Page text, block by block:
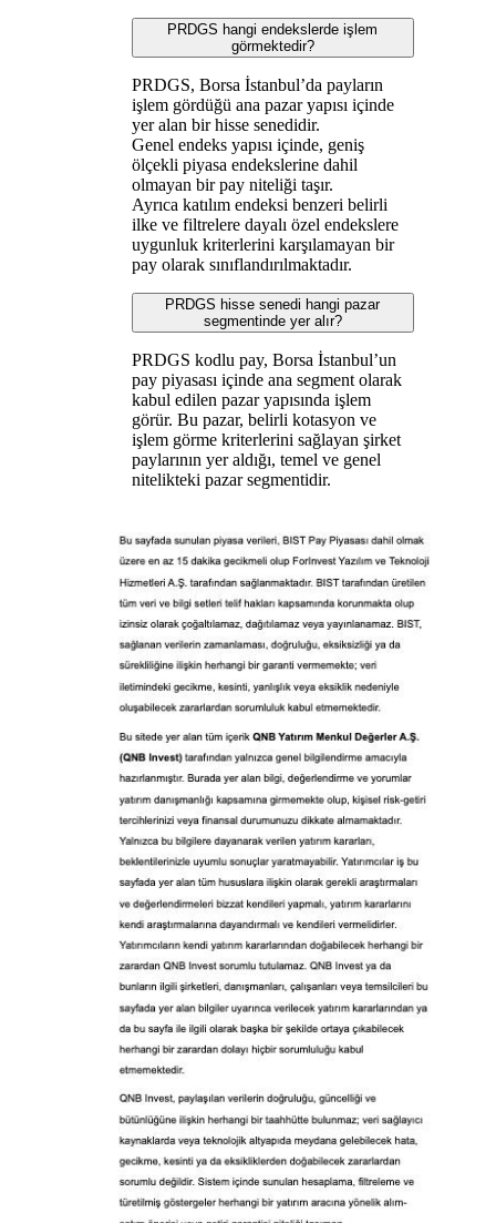
PRDGS hangi endekslerde işlem
görmektedir?
PRDGS, Borsa İstanbul’da payların
işlem gördüğü ana pazar yapısı içinde
yer alan bir hisse senedidir.
Genel endeks yapısı içinde, geniş
ölçekli piyasa endekslerine dahil
olmayan bir pay niteliği taşır.
Ayrıca katılım endeksi benzeri belirli
ilke ve filtrelere dayalı özel endekslere
uygunluk kriterlerini karşılamayan bir
pay olarak sınıflandırılmaktadır.
PRDGS hisse senedi hangi pazar
segmentinde yer alır?
PRDGS kodlu pay, Borsa İstanbul’un
pay piyasası içinde ana segment olarak
kabul edilen pazar yapısında işlem
görür. Bu pazar, belirli kotasyon ve
işlem görme kriterlerini sağlayan şirket
paylarının yer aldığı, temel ve genel
nitelikteki pazar segmentidir.